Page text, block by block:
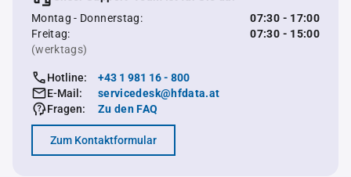
Montag - Donnerstag:
07:30 - 17:00
Freitag:
07:30 - 15:00
(werktags)
Hotline:
+43 1 981 16 - 800
E-Mail:
servicedesk@hfdata.at
Fragen:
Zu den FAQ
Zum Kontaktformular